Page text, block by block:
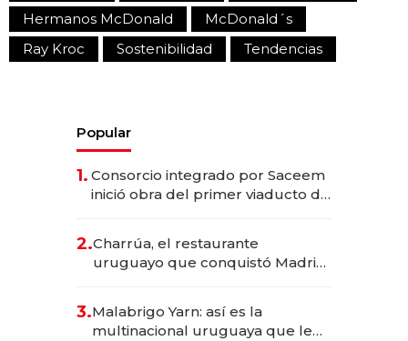
Hermanos McDonald
McDonald´s
Ray Kroc
Sostenibilidad Tendencias
Popular
1. Consorcio integrado por Saceem
inició obra del primer viaducto de
millones
2.Charrúa, el restaurante
uruguayo que conquistó Madrid:
anticipación y prepara apertura
3.Malabrigo Yarn: así es la
multinacional uruguaya que le